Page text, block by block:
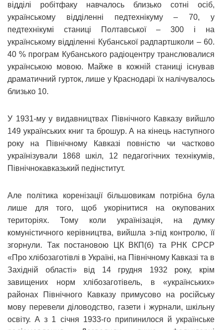
відділі робітфаку навчалось близько сотні осіб,
українському відділенні педтехнікуму – 70, у
педтехнікумі станиці Полтавської – 300 і на
українському відділенні Кубанської радпартшколи – 60.
40 % програм Кубанського радіоцентру транслювалися
українською мовою. Майже в кожній станиці існував
драматичний гурток, лише у Краснодарі їх налічувалось
близько 10.
У 1931-му у видавництвах Північного Кавказу вийшло
149 українських книг та брошур. А на кінець наступного
року на Північному Кавказі повністю чи частково
українізували 1868 шкіл, 12 педагогічних технікумів,
Північнокавказький педінститут.
Але політика коренізації більшовикам потрібна була
лише для того, щоб укорінитися на окупованих
територіях. Тому коли українізація, на думку
комуністичного керівництва, вийшла з-під контролю, її
згорнули. Так постановою ЦК ВКП(б) та РНК СРСР
«Про хлібозаготівлі в Україні, на Північному Кавказі та в
Західній області» від 14 грудня 1932 року, крім
завищених норм хлібозаготівель, в «українських»
районах Північного Кавказу примусово на російську
мову перевели діловодство, газети і журнали, шкільну
освіту. А з 1 січня 1933-го припинилося й українське